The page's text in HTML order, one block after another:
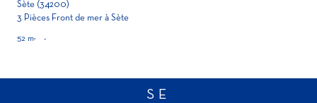
Sète (34200)
3 Pièces Front de mer à Sète
52 m² -
SE